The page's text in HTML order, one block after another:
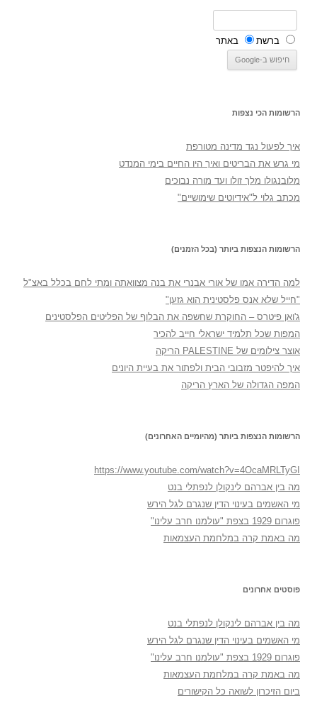
ברשת באתר
הרשומות הכי נצפות
איך לפעול נגד מדינה מטורפת
מי גרש את הבריטים ואיך היו החיים בימי המנדט
מלובנגולו מלך זולו ועד מורה נבוכים
מכתב גלוי ל"אידיוטים שימושיים"
הרשומות הנצפות ביותר (בכל הזמנים)
למה הדירה אמו של אורי אבנרי את בנה מצוואתה ומתי לחם בכלל באצ"ל
"חייל שלא אנס פלסטינית הוא גזען"
ג'ואן פיטרס – החוקרת שחשפה את הבלוף של הפליטים הפלסטינים
המפות שכל תלמיד ישראלי חייב להכיר
אוצר צילומים של PALESTINE הריקה
איך להיפטר מזבובי הבית ולפתור את בעיית היונים
המפה הגדולה של הארץ הריקה
הרשומות הנצפות ביותר (מהיומיים האחרונים)
https://www.youtube.com/watch?v=4OcaMRLTyGI
מה בין אברהם לינקולן לנפתלי בנט
מי האשמים בעינוי הדין שנגרם לגל הירש
פוגרום 1929 בצפת "עולמנו חרב עלינו"
מה באמת קרה במלחמת העצמאות
פוסטים אחרונים
מה בין אברהם לינקולן לנפתלי בנט
מי האשמים בעינוי הדין שנגרם לגל הירש
פוגרום 1929 בצפת "עולמנו חרב עלינו"
מה באמת קרה במלחמת העצמאות
ביום הזיכרון לשואה כל הקישורים